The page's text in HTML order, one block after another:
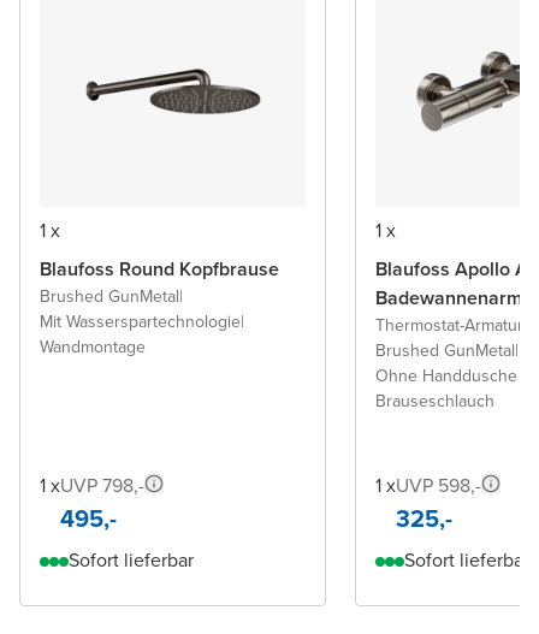
1 x
Blaufoss Round Kopfbrause
Brushed GunMetal|
Mit Wasserspartechnologie|
Wandmontage
1 xUVP 798,-
495,-
Sofort lieferbar
1 x
Blaufoss Apollo
Thermostat-Armatur
Brushed GunMetal|
Ohne Handdusche
Brauseschlauch
1 xUVP 598,-
325,-
Sofort lieferbar